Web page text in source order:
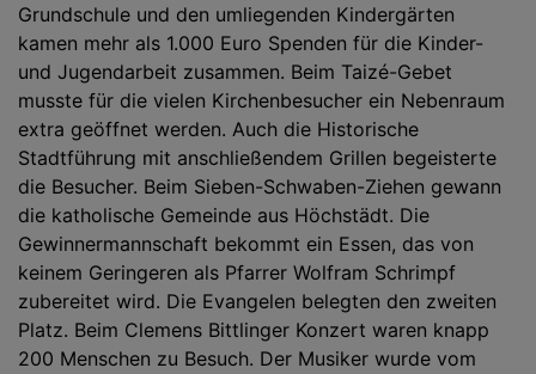
Grundschule und den umliegenden Kindergärten
kamen mehr als 1.000 Euro Spenden für die Kinder-
und Jugendarbeit zusammen. Beim Taizé-Gebet
musste für die vielen Kirchenbesucher ein Nebenraum
extra geöffnet werden. Auch die Historische
Stadtführung mit anschließendem Grillen begeisterte
die Besucher. Beim Sieben-Schwaben-Ziehen gewann
die katholische Gemeinde aus Höchstädt. Die
Gewinnermannschaft bekommt ein Essen, das von
keinem Geringeren als Pfarrer Wolfram Schrimpf
zubereitet wird. Die Evangelen belegten den zweiten
Platz. Beim Clemens Bittlinger Konzert waren knapp
200 Menschen zu Besuch. Der Musiker wurde vom